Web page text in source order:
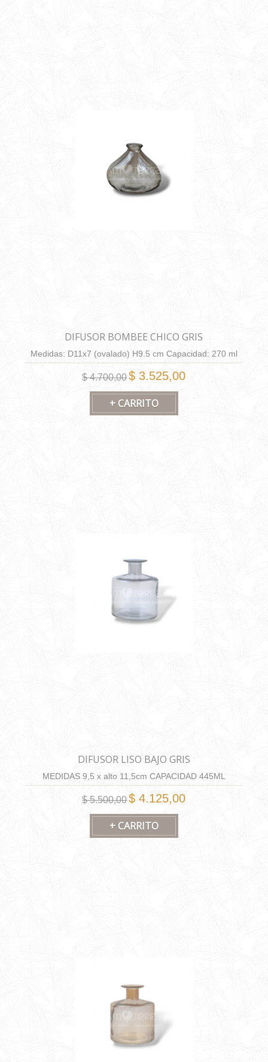
DIFUSOR BOMBEE CHICO GRIS
Medidas: D11x7 (ovalado) H9.5 cm Capacidad: 270 ml
$ 4.700,00$ 3.525,00
DIFUSOR LISO BAJO GRIS
MEDIDAS 9,5 x alto 11,5cm CAPACIDAD 445ML
$ 5.500,00$ 4.125,00